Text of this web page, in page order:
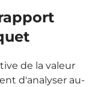
de la valeur
d'analyser au-